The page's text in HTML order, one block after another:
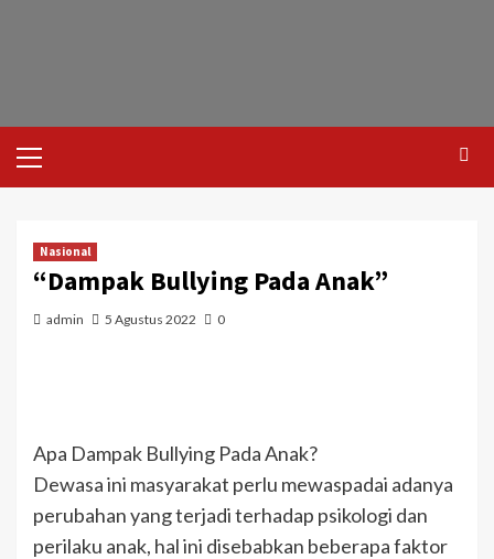
Nasional
“Dampak Bullying Pada Anak”
admin 5 Agustus 2022 0
Apa Dampak Bullying Pada Anak?
Dewasa ini masyarakat perlu mewaspadai adanya
perubahan yang terjadi terhadap psikologi dan
perilaku anak, hal ini disebabkan beberapa faktor